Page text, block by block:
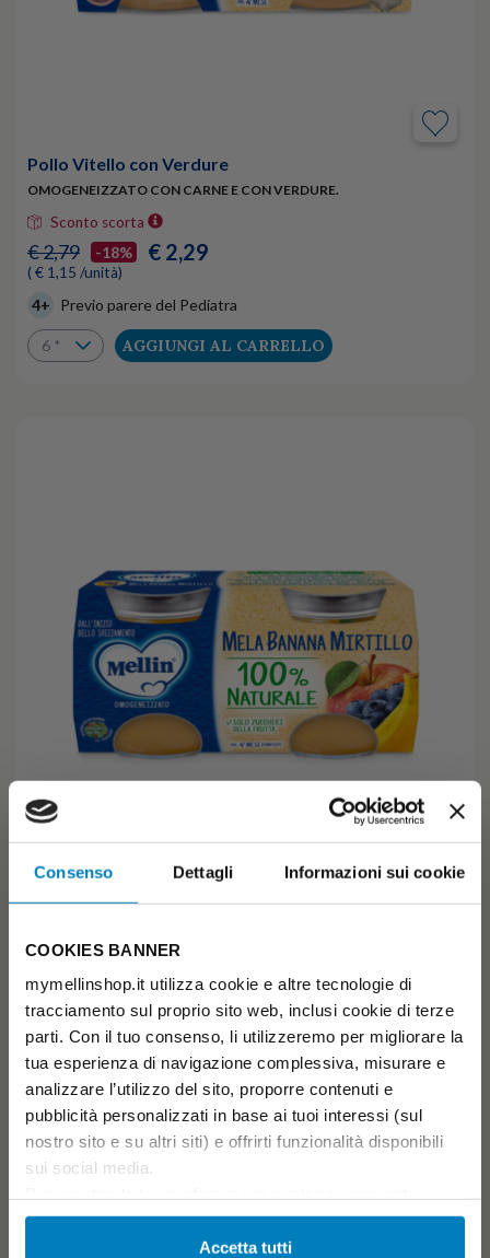
Consenso Dettagli Informazioni sui cookie
COOKIES BANNER
mymellinshop.it utilizza cookie e altre tecnologie di
tracciamento sul proprio sito web, inclusi cookie di terze
parti. Con il tuo consenso, li utilizzeremo per migliorare la
tua esperienza di navigazione complessiva, misurare e
analizzare l’utilizzo del sito, proporre contenuti e
pubblicità personalizzati in base ai tuoi interessi (sul
nostro sito e su altri siti) e offrirti funzionalità disponibili
sui social media.
cliccando su Impostazioni dei cookie. Ulteriori
informazioni sono disponibili nellaCookie Policy
Accetta tutti
Pollo Vitello con Verdure
OMOGENEIZZATO CON CARNE E CON VERDURE.
Sconto scorta
€ 2,79 -18% € 2,29
( € 1,15 /unità)
4+ Previo parere del Pediatra
AGGIUNGI AL CARRELLO
Sconto scorta
€ 1,69 -25% € 1,27
( € 0,64 /unità)
4+ Previo parere del Pediatra
AGGIUNGI AL CARRELLO